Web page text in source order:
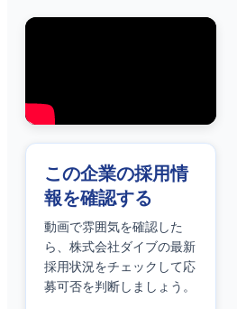
この企業の採用情
報を確認する
動画で雰囲気を確認した
ら、 株式会社ダイブの最新
採用状況をチェックして応
募可否を判断しましょう。